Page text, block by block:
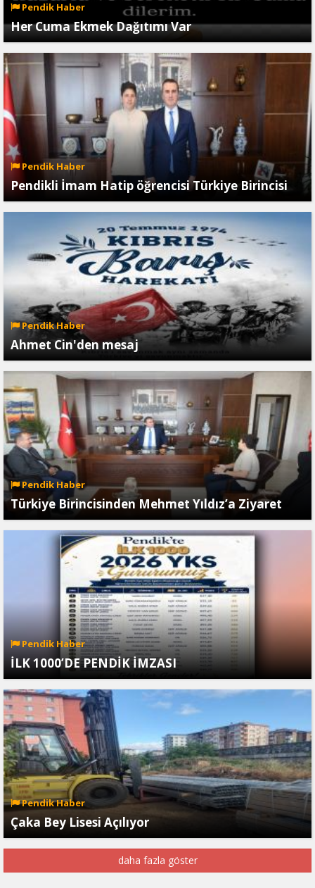
Pendik Haber
Her Cuma Ekmek Dağıtımı Var
Pendik Haber
Pendikli İmam Hatip öğrencisi Türkiye Birincisi
Pendik Haber
Ahmet Cin'den mesaj
Pendik Haber
Türkiye Birincisinden Mehmet Yıldız’a Ziyaret
Pendik Haber
İLK 1000’DE PENDİK İMZASI
Pendik Haber
Çaka Bey Lisesi Açılıyor
daha fazla göster